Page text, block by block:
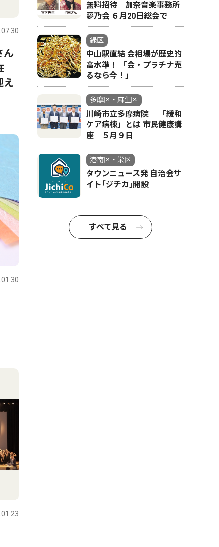
ん
え
無料招待 加奈音楽事務所
夢乃会 ６月20日総会で
緑区
中山駅直結 金相場が歴史的
高水準！ 「金・プラチナ売
るなら今！」
多摩区・麻生区
川崎市立多摩病院 「緩和
ケア病棟」とは 市民健康講
座 ５月９日
港南区・栄区
タウンニュース発 自治会サ
イト｢ジチカ｣開設
すべて見る